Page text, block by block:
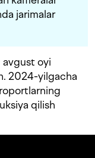
jarimalar
avgust oyi
2024-yilgacha
qilish